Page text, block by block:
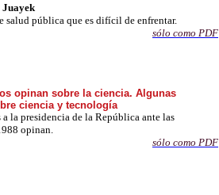
Juayek
salud pública que es difícil de enfrentar.
sólo como PDF
opinan sobre la ciencia. Algunas
ciencia y tecnología
la presidencia de la República ante las
opinan.
sólo como PDF